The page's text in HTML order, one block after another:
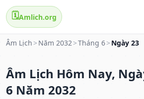
🗓️Amlich.org
Âm Lịch > Năm 2032>Tháng 6> Ngày 23
Âm Lịch Hôm Nay,
6 Năm 2032